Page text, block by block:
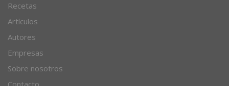
Recetas
Artículos
Autores
Empresas
Sobre nosotros